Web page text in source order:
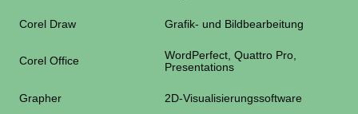
Corel Draw Grafik- und Bildbearbeitung
Corel Office
WordPerfect, Quattro Pro,
Presentations
Grapher 2D-Visualisierungssoftware